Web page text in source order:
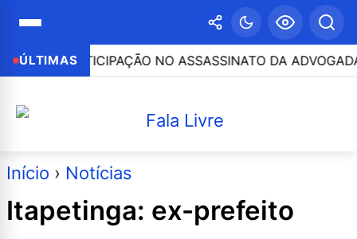
ÚLTIMASNO ASSASSINATO DA ADVOGADA CLÁUDIA
Início › Notícias
Itapetinga: ex-prefeito